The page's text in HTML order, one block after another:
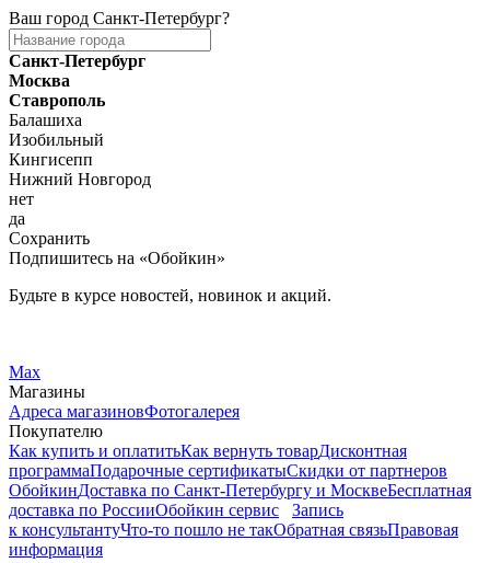
Ваш город Санкт-Петербург?
Санкт-Петербург
Москва
Ставрополь
Балашиха
Изобильный
Кингисепп
Нижний Новгород
нет
да
Сохранить
Подпишитесь на «Обойкин»
Будьте в курсе новостей, новинок и акций.
Max
Магазины
Адреса магазиновФотогалерея
Покупателю
Как купить и оплатитьКак вернуть товарДисконтная
программаПодарочные сертификатыСкидки от партнеров
ОбойкинДоставка по Санкт-Петербургу и МосквеБесплатная
доставка по РоссииОбойкин сервис
Запись
к консультантуЧто-то пошло не такОбратная связьПравовая
информация